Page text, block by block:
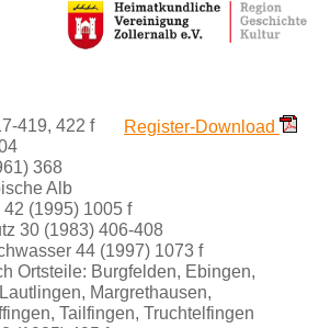
Register-Download
419, 422 f
368
Alb
(1995) 1005 f
30 (1983) 406-408
44 (1997) 1073 f
Ortsteile: Burgfelden, Ebingen,
Margrethausen,
Tailfingen, Truchtelfingen